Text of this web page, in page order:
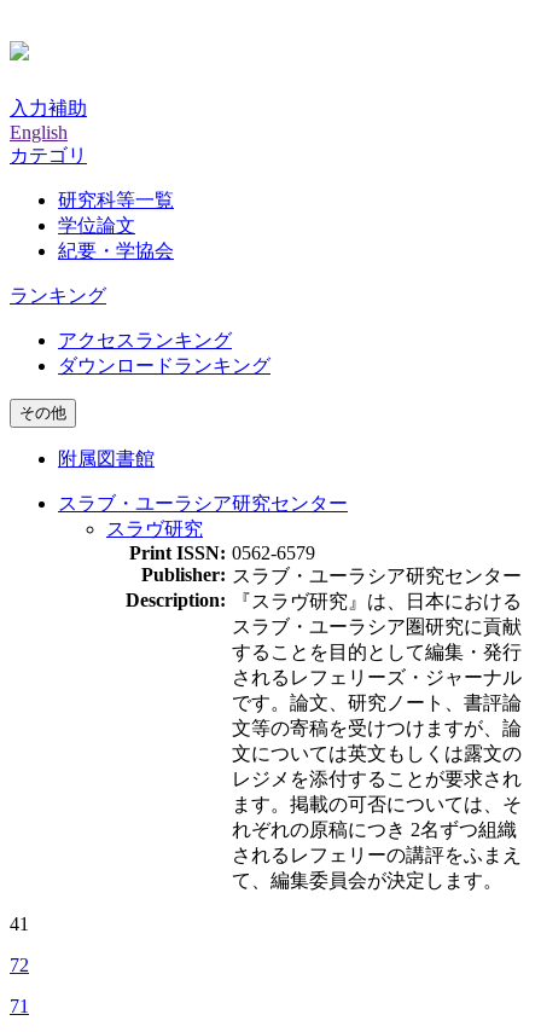
入力補助
English
カテゴリ
研究科等一覧
学位論文
紀要・学協会
ランキング
アクセスランキング
ダウンロードランキング
その他
附属図書館
スラブ・ユーラシア研究センター
スラヴ研究
Print ISSN: 0562-6579
Publisher: スラブ・ユーラシア研究センター
Description:
『スラヴ研究』は、日本における
スラブ・ユーラシア圏研究に貢献
することを目的として編集・発行
されるレフェリーズ・ジャーナル
です。論文、研究ノート、書評論
文等の寄稿を受けつけますが、論
文については英文もしくは露文の
レジメを添付することが要求され
ます。掲載の可否については、そ
れぞれの原稿につき 2名ずつ組織
されるレフェリーの講評をふまえ
て、編集委員会が決定します。
41
72
71